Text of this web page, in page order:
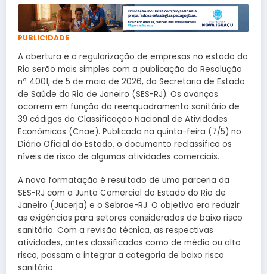
PUBLICIDADE
A abertura e a regularização de empresas no estado do
Rio serão mais simples com a publicação da Resolução
nº 4001, de 5 de maio de 2026, da Secretaria de Estado
de Saúde do Rio de Janeiro (SES-RJ). Os avanços
ocorrem em função do reenquadramento sanitário de
39 códigos da Classificação Nacional de Atividades
Econômicas (Cnae). Publicada na quinta-feira (7/5) no
Diário Oficial do Estado, o documento reclassifica os
níveis de risco de algumas atividades comerciais.
A nova formatação é resultado de uma parceria da
SES-RJ com a Junta Comercial do Estado do Rio de
Janeiro (Jucerja) e o Sebrae-RJ. O objetivo era reduzir
as exigências para setores considerados de baixo risco
sanitário. Com a revisão técnica, as respectivas
atividades, antes classificadas como de médio ou alto
risco, passam a integrar a categoria de baixo risco
sanitário.